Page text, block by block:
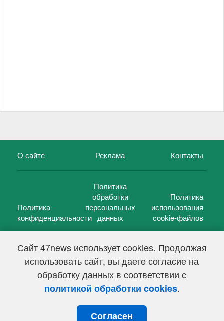
Сайт 47news использует cookies. Продолжая
использовать сайт, вы даете согласие на
обработку данных в соответствии с
политикой обработки cookies.
Согласен
О сайте Реклама Контакты
Политика
конфиденциальности
Политика
обработки
персональных
данных
Политика
использования
cookie-файлов
47 новостей (47 news)2005 — 2026 г.
Свидетельство о регистрации СМИ Эл № ФС 77-39848, выдано
Федеральной службой по надзору в сфере связи,
информационных технологий и массовых коммуникаций